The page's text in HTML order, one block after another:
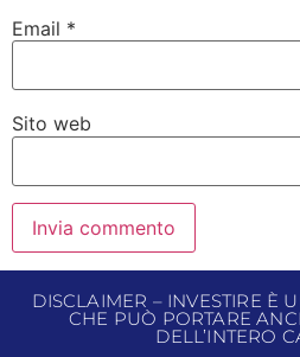
Email *
Sito web
DISCLAIMER – INVESTIRE È
CHE PUÒ PORTARE
DELL’INTERO